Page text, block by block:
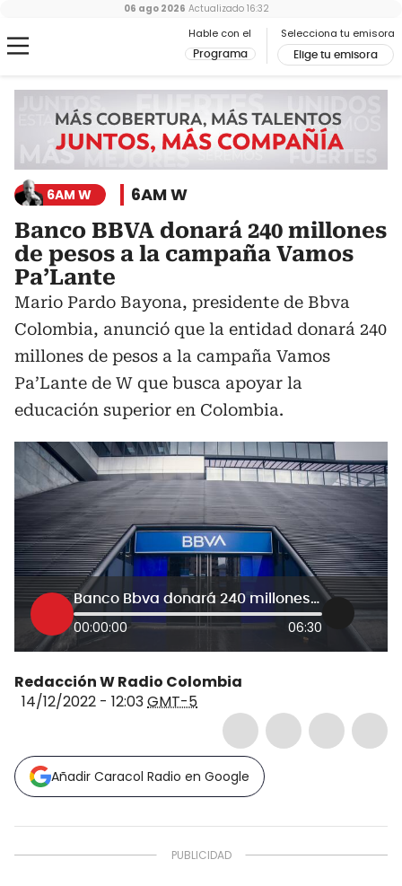
Hable con el
Programa
Selecciona tu emisora
Elige tu emisora
06 ago 2026 Actualizado 16:32
6AM W 6AM W
Banco BBVA donará 240 millones
de pesos a la campaña Vamos
Pa’Lante
Mario Pardo Bayona, presidente de Bbva
Colombia, anunció que la entidad donará 240
millones de pesos a la campaña Vamos
Pa’Lante de W que busca apoyar la
educación superior en Colombia.
Banco Bbva donará 240 millones de pesos a la campaña Vamos Pa’Lante
00:00:00 06:30
Redacción W Radio Colombia
14/12/2022 - 12:03GMT-5
Añadir Caracol Radio en Google